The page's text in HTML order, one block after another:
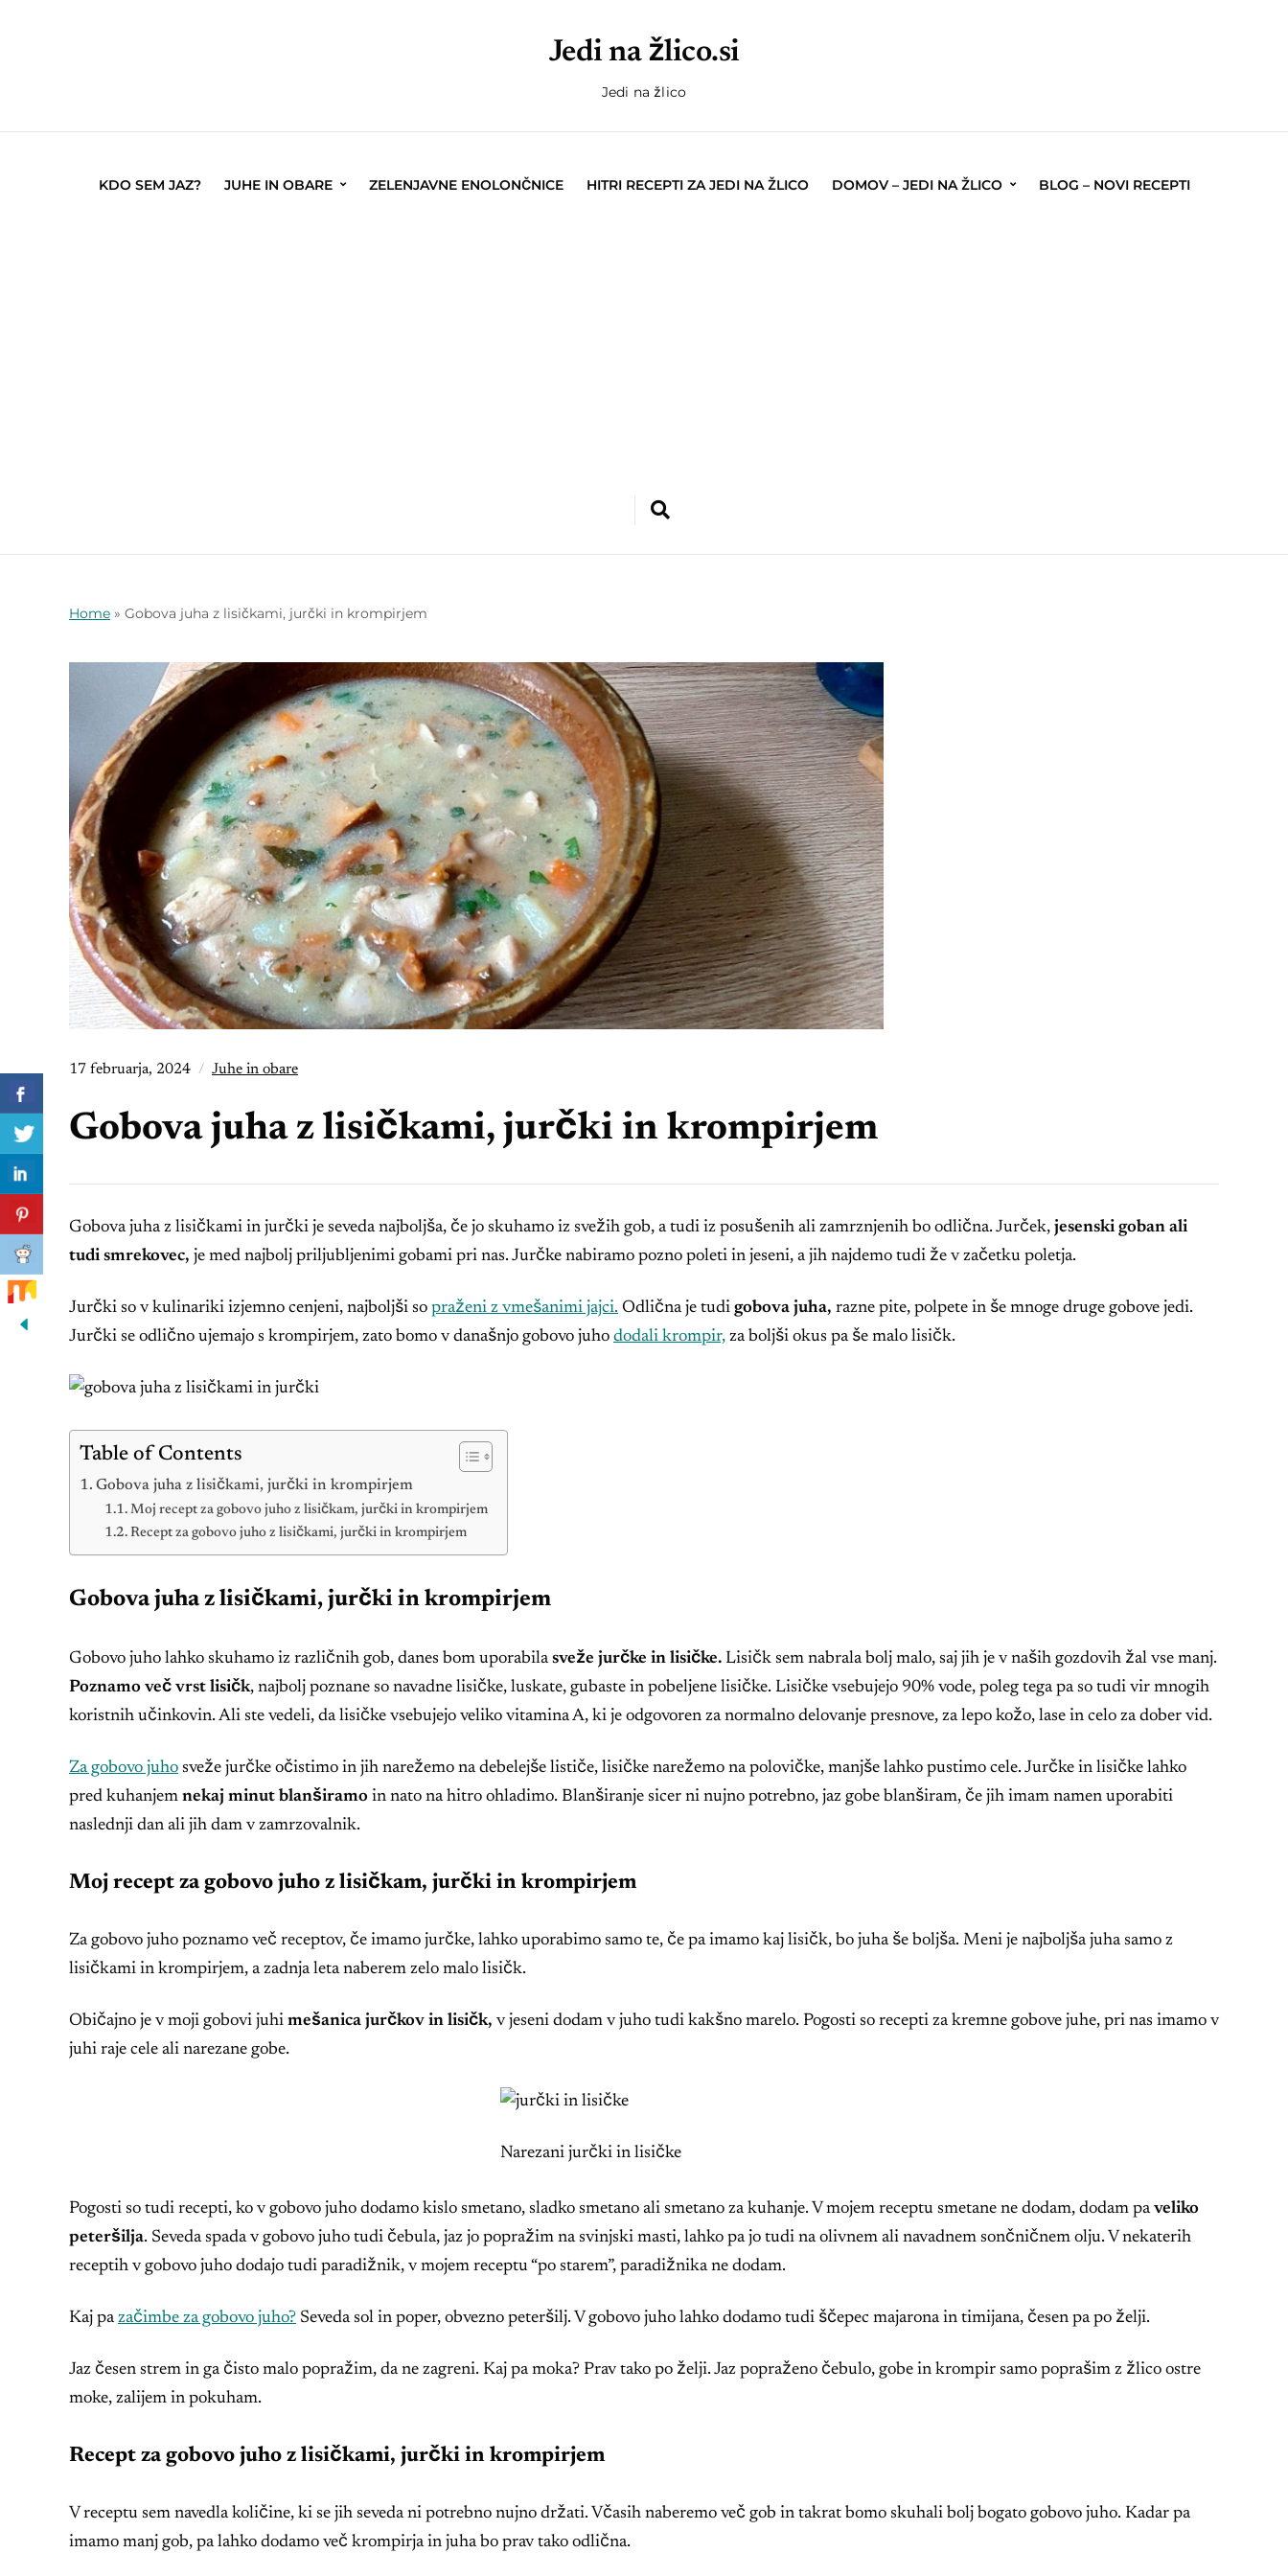
Jedi na žlico.si
Jedi na žlico
KDO SEM JAZ? JUHE IN OBARE ZELENJAVNE ENOLONČNICE HITRI RECEPTI ZA JEDI NA ŽLICO DOMOV – JEDI NA ŽLICO BLOG – NOVI RECEPTI
Home » Gobova juha z lisičkami, jurčki in krompirjem
17 februarja, 2024 Juhe in obare
Gobova juha z lisičkami, jurčki in krompirjem
Gobova juha z lisičkami in jurčki je seveda najboljša, če jo skuhamo iz svežih gob, a tudi iz posušenih ali zamrznjenih bo odlična. Jurček, jesenski goban ali
tudi smrekovec, je med najbolj priljubljenimi gobami pri nas. Jurčke nabiramo pozno poleti in jeseni, a jih najdemo tudi že v začetku poletja.
Jurčki so v kulinariki izjemno cenjeni, najboljši so praženi z vmešanimi jajci. Odlična je tudi gobova juha, razne pite, polpete in še mnoge druge gobove jedi.
Jurčki se odlično ujemajo s krompirjem, zato bomo v današnjo gobovo juho dodali krompir, za boljši okus pa še malo lisičk.
Table of Contents
Gobova juha z lisičkami, jurčki in krompirjem
Moj recept za gobovo juho z lisičkam, jurčki in krompirjem
Recept za gobovo juho z lisičkami, jurčki in krompirjem
Gobova juha z lisičkami, jurčki in krompirjem
Gobovo juho lahko skuhamo iz različnih gob, danes bom uporabilasveže jurčke in lisičke. Lisičk sem nabrala bolj malo, saj jih je v naših gozdovih žal vse manj.
Poznamo več vrst lisičk, najbolj poznane so navadne lisičke, luskate, gubaste in pobeljene lisičke. Lisičke vsebujejo 90% vode, poleg tega pa so tudi vir mnogih
koristnih učinkovin. Ali ste vedeli, da lisičke vsebujejo veliko vitamina A, ki je odgovoren za normalno delovanje presnove, za lepo kožo, lase in celo za dober vid.
Za gobovo juho sveže jurčke očistimo in jih narežemo na debelejše lističe, lisičke narežemo na polovičke, manjše lahko pustimo cele. Jurčke in lisičke lahko
pred kuhanjem nekaj minut blanširamo in nato na hitro ohladimo. Blanširanje sicer ni nujno potrebno, jaz gobe blanširam, če jih imam namen uporabiti
naslednji dan ali jih dam v zamrzovalnik.
Moj recept za gobovo juho z lisičkam, jurčki in krompirjem
Za gobovo juho poznamo več receptov, če imamo jurčke, lahko uporabimo samo te, če pa imamo kaj lisičk, bo juha še boljša. Meni je najboljša juha samo z
lisičkami in krompirjem, a zadnja leta naberem zelo malo lisičk.
Običajno je v moji gobovi juhi mešanica jurčkov in lisičk, v jeseni dodam v juho tudi kakšno marelo. Pogosti so recepti za kremne gobove juhe, pri nas imamo v
juhi raje cele ali narezane gobe.
Narezani jurčki in lisičke
Pogosti so tudi recepti, ko v gobovo juho dodamo kislo smetano, sladko smetano ali smetano za kuhanje. V mojem receptu smetane ne dodam, dodam paveliko
peteršilja. Seveda spada v gobovo juho tudi čebula, jaz jo popražim na svinjski masti, lahko pa jo tudi na olivnem ali navadnem sončničnem olju. V nekaterih
receptih v gobovo juho dodajo tudi paradižnik, v mojem receptu “po starem”, paradižnika ne dodam.
Kaj pazačimbe za gobovo juho? Seveda sol in poper, obvezno peteršilj. V gobovo juho lahko dodamo tudi ščepec majarona in timijana, česen pa po želji.
Jaz česen strem in ga čisto malo popražim, da ne zagreni. Kaj pa moka? Prav tako po želji. Jaz popraženo čebulo, gobe in krompir samo poprašim z žlico ostre
moke, zalijem in pokuham.
Recept za gobovo juho z lisičkami, jurčki in krompirjem
V receptu sem navedla količine, ki se jih seveda ni potrebno nujno držati. Včasih naberemo več gob in takrat bomo skuhali bolj bogato gobovo juho. Kadar pa
imamo manj gob, pa lahko dodamo več krompirja in juha bo prav tako odlična.